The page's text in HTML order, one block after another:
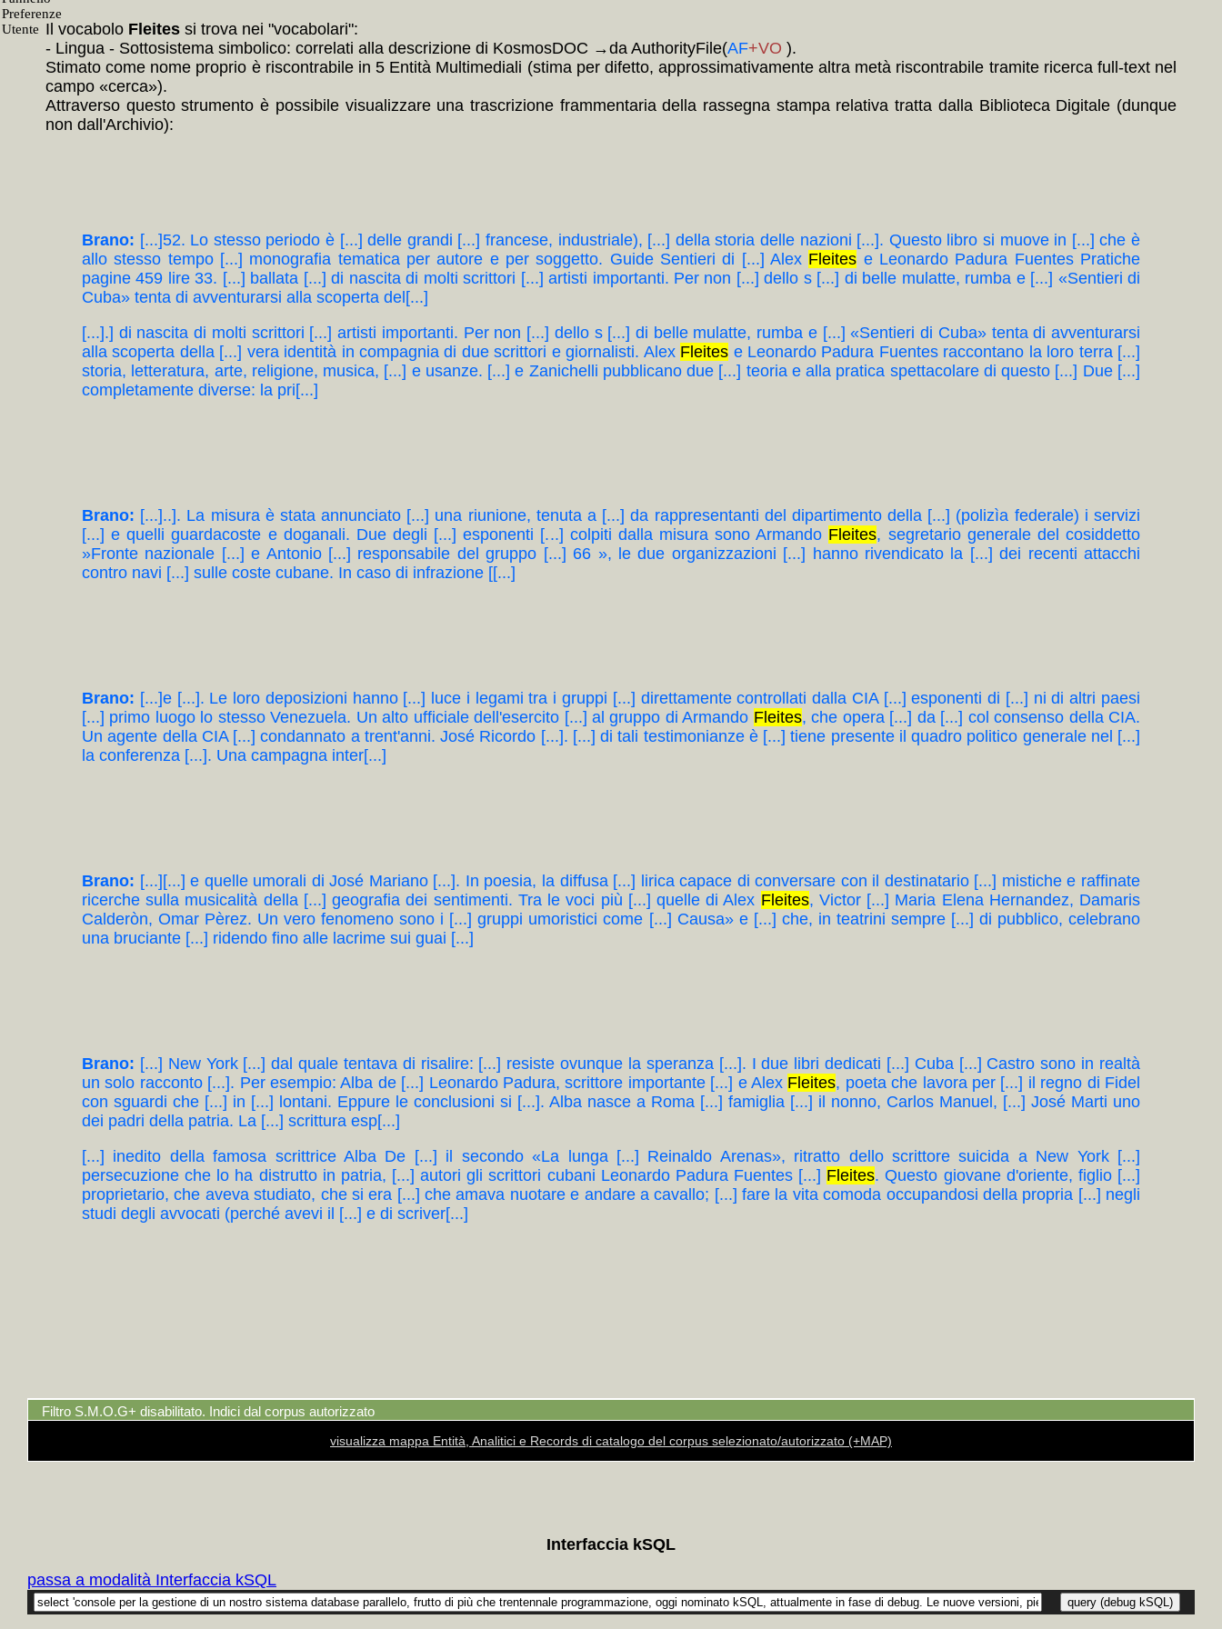
Il vocabolo Fleites si trova nei "vocabolari":
- Lingua - Sottosistema simbolico: correlati alla descrizione di KosmosDOC →da AuthorityFile(AF+VO ).
Stimato come nome proprio è riscontrabile in 5 Entità Multimediali (stima per difetto, approssimativamente altra metà riscontrabile tramite ricerca full-text nel
campo «cerca»).
Attraverso questo strumento è possibile visualizzare una trascrizione frammentaria della rassegna stampa relativa tratta dalla Biblioteca Digitale (dunque
non dall'Archivio):
Brano: [...]52. Lo stesso periodo è [...] delle grandi [...] francese, industriale), [...] della storia delle nazioni [...]. Questo libro si muove in [...] che è
allo stesso tempo [...] monografia tematica per autore e per soggetto. Guide Sentieri di [...] Alex Fleites e Leonardo Padura Fuentes Pratiche
pagine 459 lire 33. [...] ballata [...] di nascita di molti scrittori [...] artisti importanti. Per non [...] dello s [...] di belle mulatte, rumba e [...] «Sentieri di
Cuba» tenta di avventurarsi alla scoperta del[...]
[...].] di nascita di molti scrittori [...] artisti importanti. Per non [...] dello s [...] di belle mulatte, rumba e [...] «Sentieri di Cuba» tenta di avventurarsi
alla scoperta della [...] vera identità in compagnia di due scrittori e giornalisti. Alex Fleites e Leonardo Padura Fuentes raccontano la loro terra [...]
storia, letteratura, arte, religione, musica, [...] e usanze. [...] e Zanichelli pubblicano due [...] teoria e alla pratica spettacolare di questo [...] Due [...]
completamente diverse: la pri[...]
Brano: [...]..]. La misura è stata annunciato [...] una riunione, tenuta a [...] da rappresentanti del dipartimento della [...] (polizìa federale) i servizi
[...] e quelli guardacoste e doganali. Due degli [...] esponenti [...] colpiti dalla misura sono Armando Fleites, segretario generale del cosiddetto
»Fronte nazionale [...] e Antonio [...] responsabile del gruppo [...] 66 », le due organizzazioni [...] hanno rivendicato la [...] dei recenti attacchi
contro navi [...] sulle coste cubane. In caso di infrazione [[...]
Brano: [...]e [...]. Le loro deposizioni hanno [...] luce i legami tra i gruppi [...] direttamente controllati dalla CIA [...] esponenti di [...] ni di altri paesi
[...] primo luogo lo stesso Venezuela. Un alto ufficiale dell'esercito [...] al gruppo di Armando Fleites, che opera [...] da [...] col consenso della CIA.
Un agente della CIA [...] condannato a trent'anni. José Ricordo [...]. [...] di tali testimonianze è [...] tiene presente il quadro politico generale nel [...]
la conferenza [...]. Una campagna inter[...]
Brano: [...][...] e quelle umorali di José Mariano [...]. In poesia, la diffusa [...] lirica capace di conversare con il destinatario [...] mistiche e raffinate
ricerche sulla musicalità della [...] geografia dei sentimenti. Tra le voci più [...] quelle di Alex Fleites, Victor [...] Maria Elena Hernandez, Damaris
Calderòn, Omar Pèrez. Un vero fenomeno sono i [...] gruppi umoristici come [...] Causa» e [...] che, in teatrini sempre [...] di pubblico, celebrano
una bruciante [...] ridendo fino alle lacrime sui guai [...]
Brano: [...] New York [...] dal quale tentava di risalire: [...] resiste ovunque la speranza [...]. I due libri dedicati [...] Cuba [...] Castro sono in realtà
un solo racconto [...]. Per esempio: Alba de [...] Leonardo Padura, scrittore importante [...] e Alex Fleites, poeta che lavora per [...] il regno di Fidel
con sguardi che [...] in [...] lontani. Eppure le conclusioni si [...]. Alba nasce a Roma [...] famiglia [...] il nonno, Carlos Manuel, [...] José Marti uno
dei padri della patria. La [...] scrittura esp[...]
[...] inedito della famosa scrittrice Alba De [...] il secondo «La lunga [...] Reinaldo Arenas», ritratto dello scrittore suicida a New York [...]
persecuzione che lo ha distrutto in patria, [...] autori gli scrittori cubani Leonardo Padura Fuentes [...] Fleites. Questo giovane d'oriente, figlio [...]
proprietario, che aveva studiato, che si era [...] che amava nuotare e andare a cavallo; [...] fare la vita comoda occupandosi della propria [...] negli
studi degli avvocati (perché avevi il [...] e di scriver[...]
Filtro S.M.O.G+ disabilitato. Indici dal corpus autorizzato
visualizza mappa Entità, Analitici e Records di catalogo del corpus selezionato/autorizzato (+MAP)
Interfaccia kSQL
passa a modalità Interfaccia kSQL